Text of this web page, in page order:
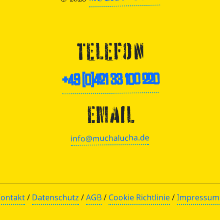
TELEFON
+49 (0)421 33 100 220
EMAIL
info@muchalucha.de
/ Datenschutz /AGB/ Cookie Richtlinie/Impressum